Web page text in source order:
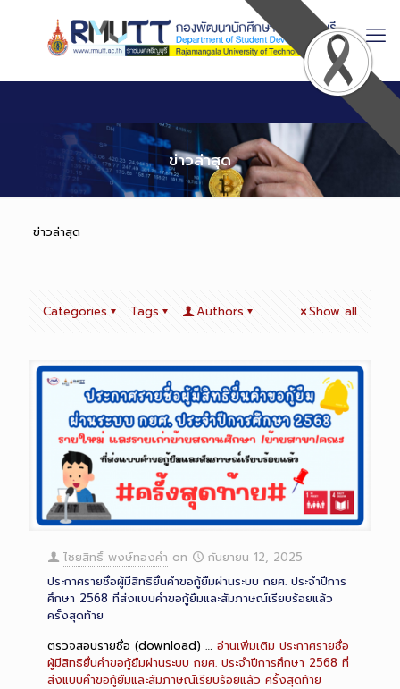
ข่าวล่าสุด
ข่าวล่าสุด
Categories Tags Authors Show all
ไชยสิทธิ์ พงษ์ทองคำ on
กันยายน 12, 2025
ประกาศรายชื่อผู้มีสิทธิยื่นคำขอกู้ยืมผ่านระบบ กยศ. ประจำปีการ
ศึกษา 2568 ที่ส่งแบบคำขอกู้ยืมและสัมภาษณ์เรียบร้อยแล้ว
ครั้งสุดท้าย
ตรวจสอบรายชื่อ (download) … อ่านเพิ่มเติม ประกาศรายชื่อ
ผู้มีสิทธิยื่นคำขอกู้ยืมผ่านระบบ กยศ. ประจำปีการศึกษา 2568 ที่
ส่งแบบคำขอกู้ยืมและสัมภาษณ์เรียบร้อยแล้ว ครั้งสุดท้าย